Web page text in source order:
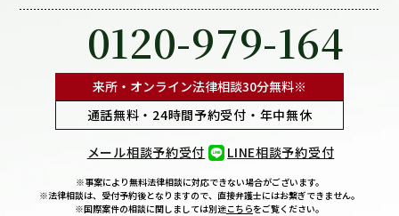
0120-979-164
来所・オンライン法律相談30分無料※
通話無料・24時間予約受付・年中無休
メール相談予約受付 LINE相談予約受付
※事案により無料法律相談に対応できない場合がございます。
※法律相談は、受付予約後となりますので、 直接弁護士にはお繋ぎできません。
※国際案件の相談に関しましては別途こちらをご覧ください。